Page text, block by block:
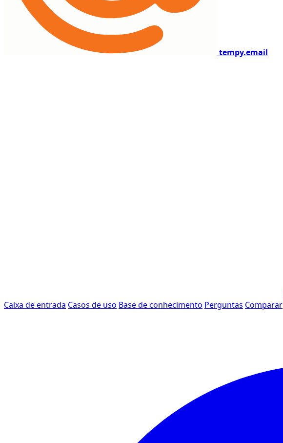
tempy.email
Caixa de entrada Casos de uso Base de conhecimento Perguntas Comparar